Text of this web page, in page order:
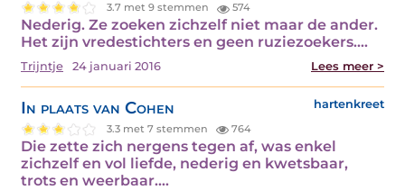
3.7 met 9 stemmen 574
Nederig. Ze zoeken zichzelf niet maar de ander.
Het zijn vredestichters en geen ruziezoekers.…
Trijntje 24 januari 2016 Lees meer >
In plaats van Cohen hartenkreet
3.3 met 7 stemmen 764
Die zette zich nergens tegen af, was enkel
zichzelf en vol liefde, nederig en kwetsbaar,
trots en weerbaar.…